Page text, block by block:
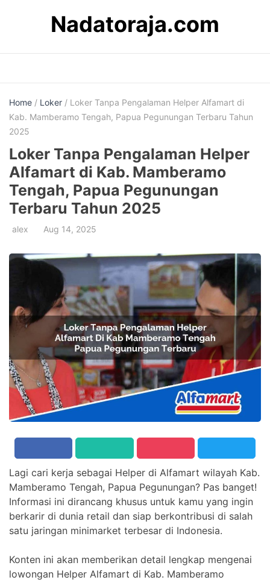
Nadatoraja.com
Home / Loker / Loker Tanpa Pengalaman Helper Alfamart di
Kab. Mamberamo Tengah, Papua Pegunungan Terbaru Tahun
2025
Loker Tanpa Pengalaman Helper
Alfamart di Kab. Mamberamo
Tengah, Papua Pegunungan
Terbaru Tahun 2025
alex Aug 14, 2025
Lagi cari kerja sebagai Helper di Alfamart wilayah Kab.
Mamberamo Tengah, Papua Pegunungan? Pas banget!
Informasi ini dirancang khusus untuk kamu yang ingin
berkarir di dunia retail dan siap berkontribusi di salah
satu jaringan minimarket terbesar di Indonesia.
Konten ini akan memberikan detail lengkap mengenai
lowongan Helper Alfamart di Kab. Mamberamo